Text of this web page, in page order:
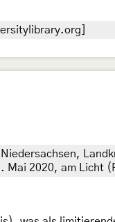
Mai 2020, am Licht